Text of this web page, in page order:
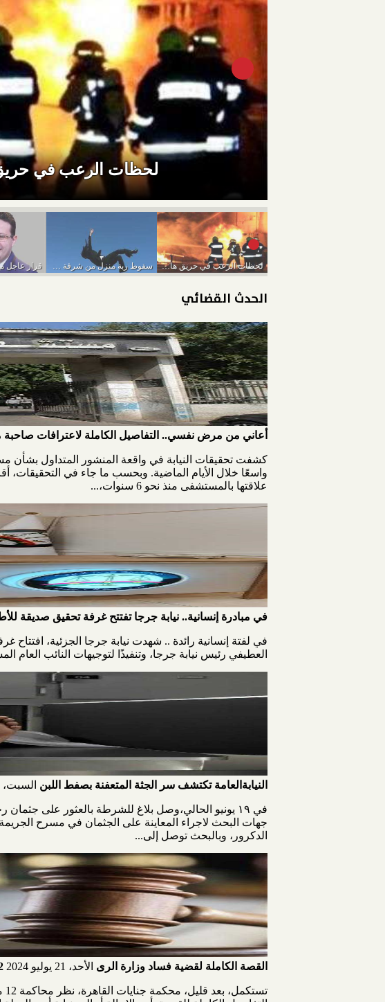
لحظات الرعب في
لحظات الرعب في حريق هائل داخل مول بالشيخ...
الحدث القضائي
أعاني من مرض نفسي.. التفاصيل الكاملة لاعترافات
كشفت تحقيقات النيابة في واقعة المنشور المتداول بشأن
واسعًا خلال الأيام الماضية. وبحسب ما جاء في
علاقتها بالمستشفى منذ نحو 6 سنوات،...
في مبادرة إنسانية.. نيابة جرجا تفتتح غرفة تحقيق صديقة
في لفتة إنسانية رائدة .. شهدت نيابة جرجا الجزئية، افتتاح
العطيفي رئيس نيابة جرجا، وتنفيذًا لتوجيهات النائب
النيابةالعامة تكتشف سر الجثة المتعفنة بصفط اللبن السبت، 28 يونيو 2025
في ١٩ يونيو الحالي،وصل بلاغ للشرطة بالعثور على
جهات البحث لاجراء المعاينة على الجثمان في مسرح
الدكرور، وبالبحث توصل إلى...
القصة الكاملة لقضية فساد وزارة الرى الأحد، 21 يوليو 2024